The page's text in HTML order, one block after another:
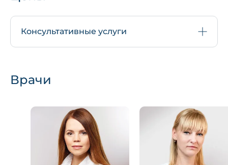
Консультативные услуги
Врачи